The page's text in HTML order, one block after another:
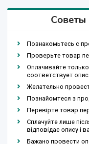
Советы
Познакомьтесь с
Проверьте товар
Оплачивайте
соответствует
Желательно
Познайомтеся з
Перевірте товар
Сплачуйте лише
відповідає опису і
Бажано провести